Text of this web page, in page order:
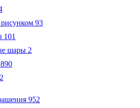
93
101
шары 2
890
952